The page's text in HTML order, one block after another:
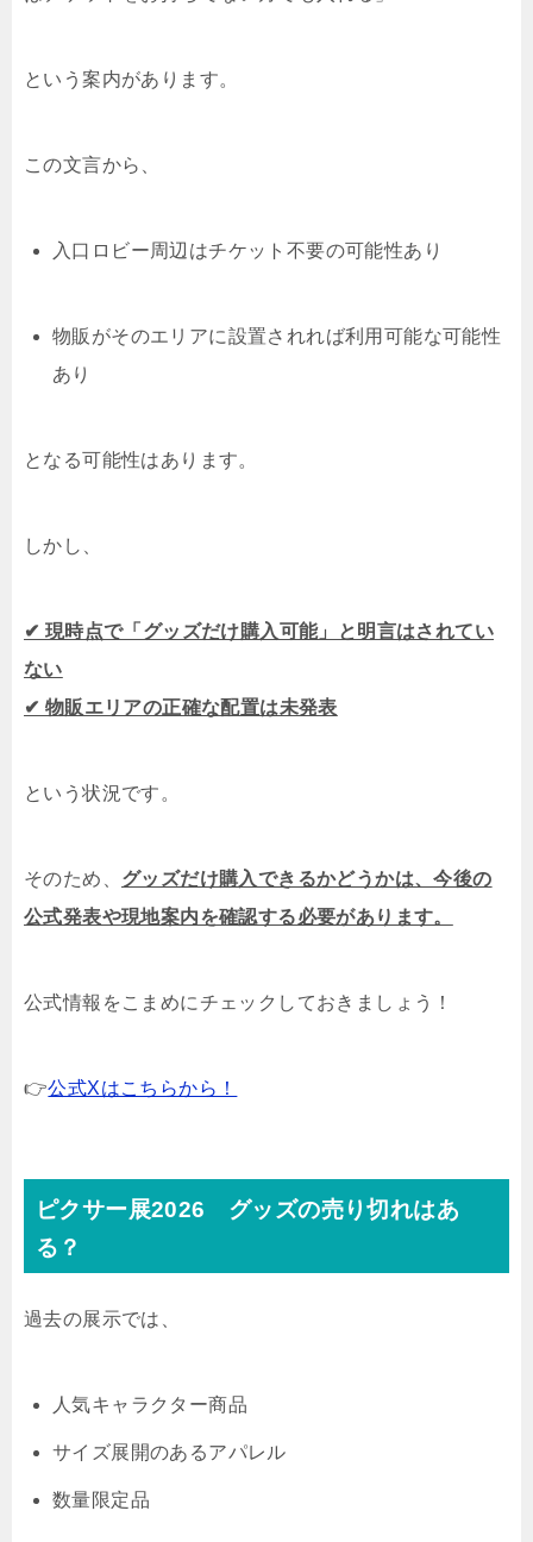
という案内があります。
この文言から、
入口ロビー周辺はチケット不要の可能性あり
物販がそのエリアに設置されれば利用可能な可能性
あり
となる可能性はあります。
しかし、
✔ 現時点で「グッズだけ購入可能」と明言はされてい
ない
✔ 物販エリアの正確な配置は未発表
という状況です。
そのため、 グッズだけ購入できるかどうかは、今後の
公式発表や現地案内を確認する必要があります。
公式情報をこまめにチェックしておきましょう！
👉公式Xはこちらから！
ピクサー展2026 グッズの売り切れはあ
る？
過去の展示では、
人気キャラクター商品
サイズ展開のあるアパレル
数量限定品